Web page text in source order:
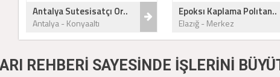
Antalya Sutesisatçı Or..
Antalya - Konyaaltı
Epoksı Kaplama Polıtan..
Elazığ - Merkez
REHBERİ SAYESİNDE İŞLERİNİ